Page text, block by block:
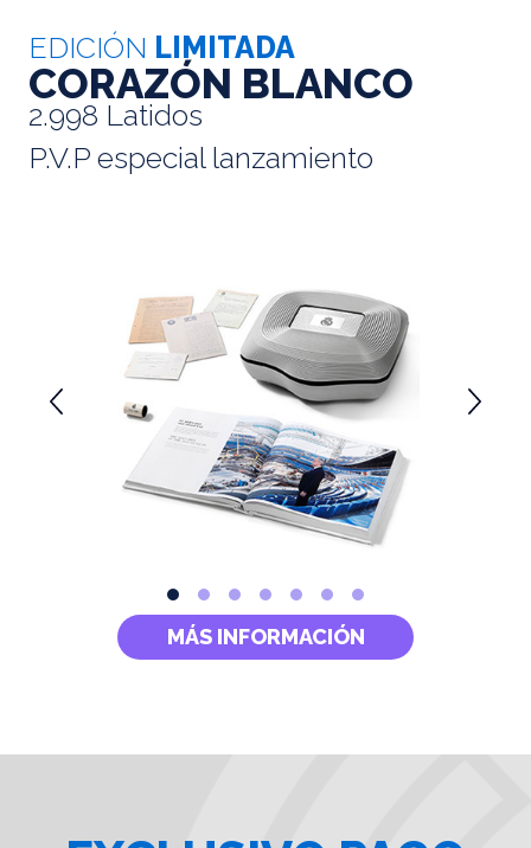
EDICIÓN LIMITADA
CORAZÓN BLANCO
2.998 Latidos
P.V.P especial lanzamiento
MÁS INFORMACIÓN